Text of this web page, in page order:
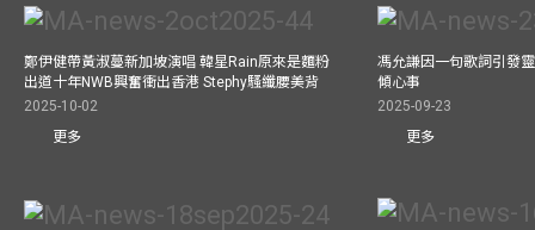
鄭伊健帶黃淑蔓新加坡演唱 韓星Rain原來是麵粉
出道十年NWB興奮衝出香港 Stephy騷纖腰美背
2025-10-02
更多
馮允謙因一句歌詞引發
傾心事
2025-09-23
更多